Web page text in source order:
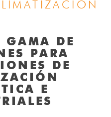
GAMA DE
PARA
DE
E